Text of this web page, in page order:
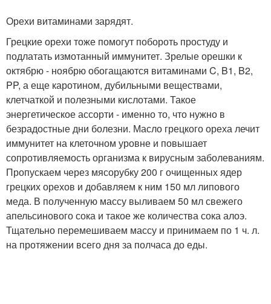
Орехи витаминами зарядят.
Грецкие орехи тоже помогут побороть простуду и
подлатать измотанный иммунитет. Зрелые орешки к
октябрю - ноябрю обогащаются витаминами C, B1, B2,
PP, а еще каротином, дубильными веществами,
клетчаткой и полезными кислотами. Такое
энергетическое ассорти - именно то, что нужно в
безрадостные дни болезни. Масло грецкого ореха лечит
иммунитет на клеточном уровне и повышает
сопротивляемость организма к вирусным заболеваниям.
Пропускаем через мясорубку 200 г очищенных ядер
грецких орехов и добавляем к ним 150 мл липового
меда. В полученную массу выливаем 50 мл свежего
апельсинового сока и такое же количества сока алоэ.
Тщательно перемешиваем массу и принимаем по 1 ч. л.
на протяжении всего дня за полчаса до еды.